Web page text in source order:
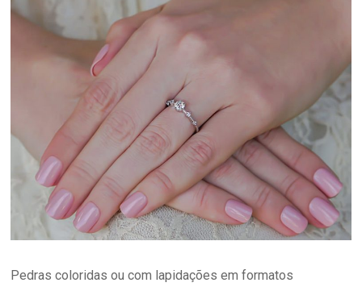
Pedras coloridas ou com lapidações em formatos